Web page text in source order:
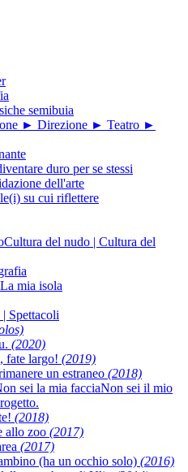
semibuia
► Direzione ► Teatro ►
duro per se stessi
dell'arte
su cui riflettere
Cultura del nudo | Cultura del
mia isola
| Spettacoli
(2020)
fate largo! (2019)
un estraneo (2018)
sei la mia facciaNon sei il mio
(2018)
allo zoo (2017)
(2017)
(ha un occhio solo) (2016)